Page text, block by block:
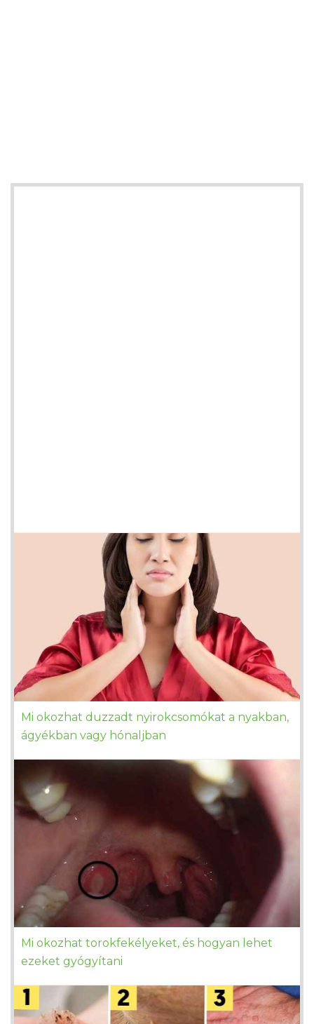
Mi okozhat duzzadt nyirokcsomókat a nyakban,
ágyékban vagy hónaljban
Mi okozhat torokfekélyeket, és hogyan lehet
ezeket gyógyítani